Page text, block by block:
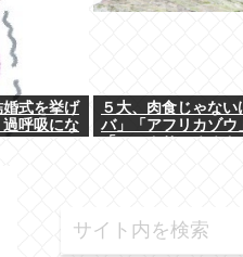
婚式を挙げ
呼吸にな
５大、肉食じゃな
バ」「アフリカゾウ